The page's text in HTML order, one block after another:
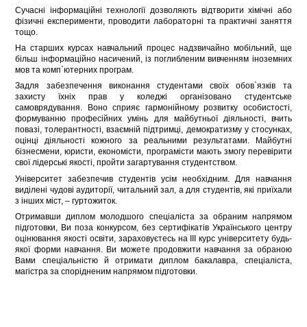
Сучасні інформаційні технології дозволяють відтворити хімічні або
фізичні експерименти, проводити лабораторні та практичні заняття
тощо.
На старших курсах навчальний процес надзвичайно мобільний, ще
більш інформаційно насичений, із поглибленим вивченням іноземних
мов та комп`ютерних програм.
Задля забезпечення виконання студентами своїх обов`язків та
захисту їхніх прав у коледжі організовано студентське
самоврядування. Воно сприяє гармонійному розвитку особистості,
формуванню професійних умінь для майбутньої діяльності, вчить
повазі, толерантності, взаємній підтримці, демократизму у стосунках,
оцінці діяльності кожного за реальними результатами. Майбутні
бізнесмени, юристи, економісти, програмісти мають змогу перевірити
свої лідерські якості, пройти загартування студентством.
Університет забезпечив студентів усім необхідним. Для навчання
виділені чудові аудиторії, читальний зал, а для студентів, які приїхали
з інших міст, – гуртожиток.
Отримавши диплом молодшого спеціаліста за обраним напрямом
підготовки, Ви поза конкурсом, без сертифікатів Українського центру
оцінювання якості освіти, зараховуєтесь на ІІІ курс університету будь-
якої форми навчання. Ви можете продовжити навчання за обраною
Вами спеціальністю й отримати диплом бакалавра, спеціаліста,
магістра за спорідненим напрямом підготовки.